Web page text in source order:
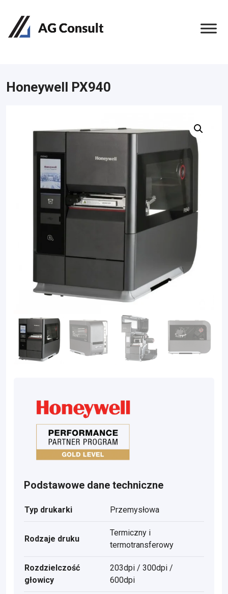
Honeywell PX940
Podstawowe dane techniczne
Typ drukarki Przemysłowa
Rodzaje druku
Termiczny i
termotransferowy
Rozdzielczość
głowicy
203dpi / 300dpi /
600dpi